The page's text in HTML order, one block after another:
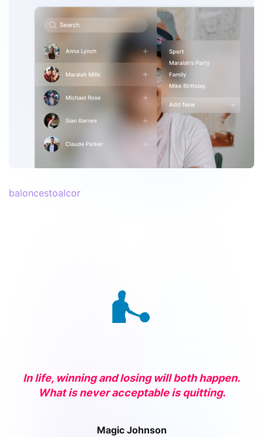
baloncestoalcor
In life, winning and losing will both happen.
What is never acceptable is quitting.
Magic Johnson